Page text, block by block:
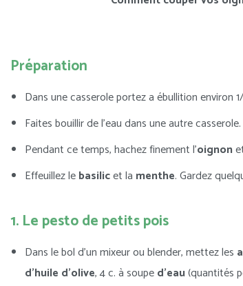
Préparation
Dans une casserole portez a ébullition environ
Faites bouillir de l’eau dans une autre
Pendant ce temps, hachez finement l’oignon
Effeuillez lebasilicet la menthe. Gardez
1. Le pesto de petits pois
Dans le bol d’un mixeur ou blender, mettez les
d’huile d’olive, 4 c. à souped’eau(quantités